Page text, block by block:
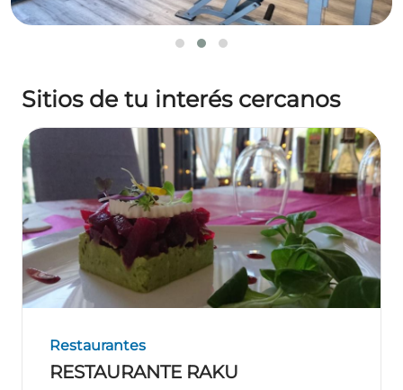
Sitios de tu interés cercanos
Restaurantes
RESTAURANTE RAKU